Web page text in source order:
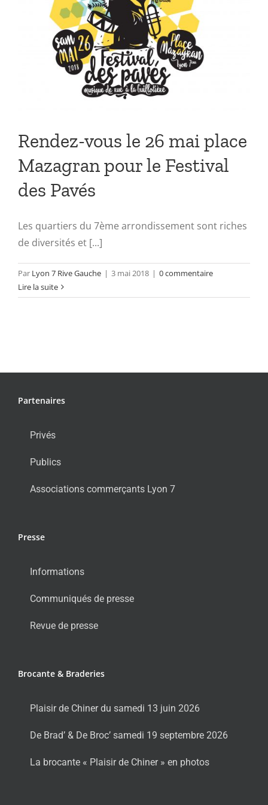
Rendez-vous le 26 mai place
Mazagran pour le Festival
des Pavés
Les quartiers du 7ème arrondissement sont riches
de diversités et [...]
Par Lyon 7 Rive Gauche | 3 mai 2018 | 0 commentaire
Lire la suite
Partenaires
Privés
Publics
Associations commerçants Lyon 7
Presse
Informations
Communiqués de presse
Revue de presse
Brocante & Braderies
Plaisir de Chiner du samedi 13 juin 2026
De Brad’ & De Broc’ samedi 19 septembre 2026
La brocante « Plaisir de Chiner » en photos